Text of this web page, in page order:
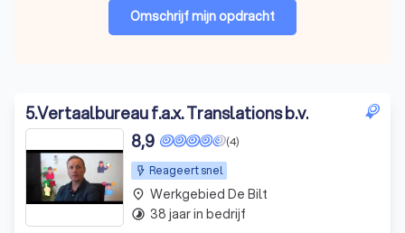
Omschrijf mijn opdracht
5.Vertaalbureau f.a.x. Translations b.v.
Reageert snel
(4)
8,9
place Werkgebied De Bilt
timelapse 38 jaar in bedrijf